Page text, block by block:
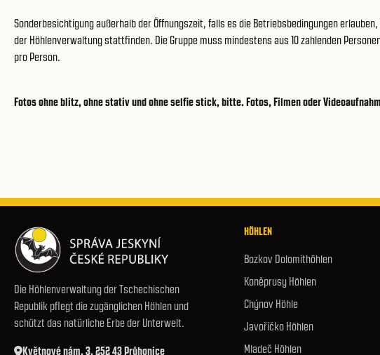
Sonderbesichtigung außerhalb der Öffnungszeit, falls es die Betriebsbedingungen
der Höhlenverwaltung stattfinden. Die Gruppe muss mindestens aus 10 zahlenden
pro Person.
Fotos ohne blitz, ohne stativ und ohne selfie stick, bitte. Fotos, Filmen oder
Die Höhlenverwaltung der Tschechischen
Republik pflegt die zugänglichen Höhlen und
schützt das natürliche Erbe der Unterwelt.
Květnové nám. 3, 252 43 Průhonice
HÖHLEN
Bozkov Dolomithöhlen
Koněprusy Höhlen
Chýnov Höhle
Javoříčko Höhlen
Mladeč Höhlen